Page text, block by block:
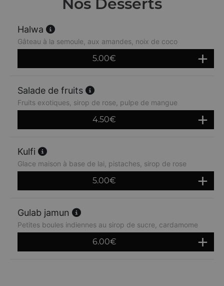
Nos Desserts
Halwa
Gâteau à la semoule, aux amandes, noix de coco
5.00€
Salade de fruits
Fruits exotiques, sirop de rose, pulpe de mangue
4.50€
Kulfi
Glace maison à base de lai, pistaches, sirop de rose
5.00€
Gulab jamun
Petites boules indiennes au sirop de sucre, cardamome
6.00€